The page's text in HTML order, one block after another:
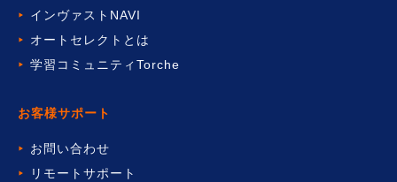
インヴァストNAVI
オートセレクトとは
学習コミュニティTorche
お客様サポート
お問い合わせ
リモートサポート